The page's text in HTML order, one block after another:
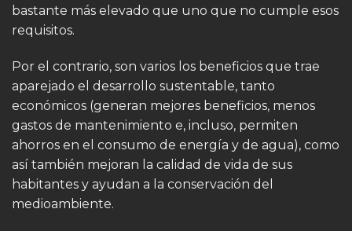
bastante más elevado que uno que no cumple esos
requisitos.
Por el contrario, son varios los beneficios que trae
aparejado el desarrollo sustentable, tanto
económicos (generan mejores beneficios, menos
gastos de mantenimiento e, incluso, permiten
ahorros en el consumo de energía y de agua), como
así también mejoran la calidad de vida de sus
habitantes y ayudan a la conservación del
medioambiente.